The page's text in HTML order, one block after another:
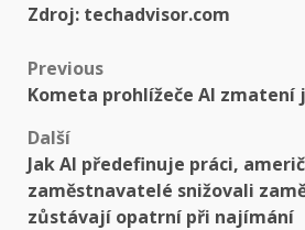
Zdroj: techadvisor.com
Post
navigation
Previous
Kometa prohlížeče AI zmatení
Další
Jak AI předefinuje práci,
zaměstnavatelé snižovali
zůstávají opatrní při najímání